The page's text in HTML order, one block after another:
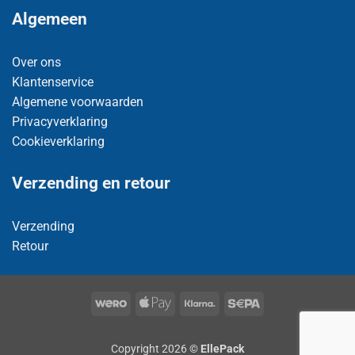
Algemeen
Over ons
Klantenservice
Algemene voorwaarden
Privacyverklaring
Cookieverklaring
Verzending en retour
Verzending
Retour
Wero
Apple
Klarna
Copyright 2026 © EllePack